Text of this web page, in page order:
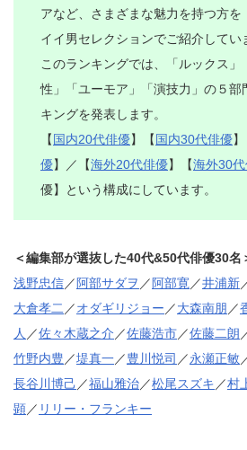
アなど、さまざまな魅力を持つ方を
イイ男セレクションでご紹介してい
このランキングでは、「ルックス」
性」「ユーモア」「演技力」の５部
キングを発表します。
【 国内20代俳優】【 国内30代俳優
優】／【海外20代俳優】【海外30
優】という構成にしています。
＜編集部が選抜した40代&50代俳優30名
浅野忠信／ 阿部サダヲ ／ 阿部寛 ／井浦新
大倉孝二 ／オダギリジョー ／大森南朋 ／
人 ／佐々木蔵之介 ／佐藤浩市／佐藤二朗
竹野内豊 ／堤真一／豊川悦司 ／永瀬正敏
長谷川博己 ／福山雅治／松尾スズキ ／村
顕／ リリー・フランキー